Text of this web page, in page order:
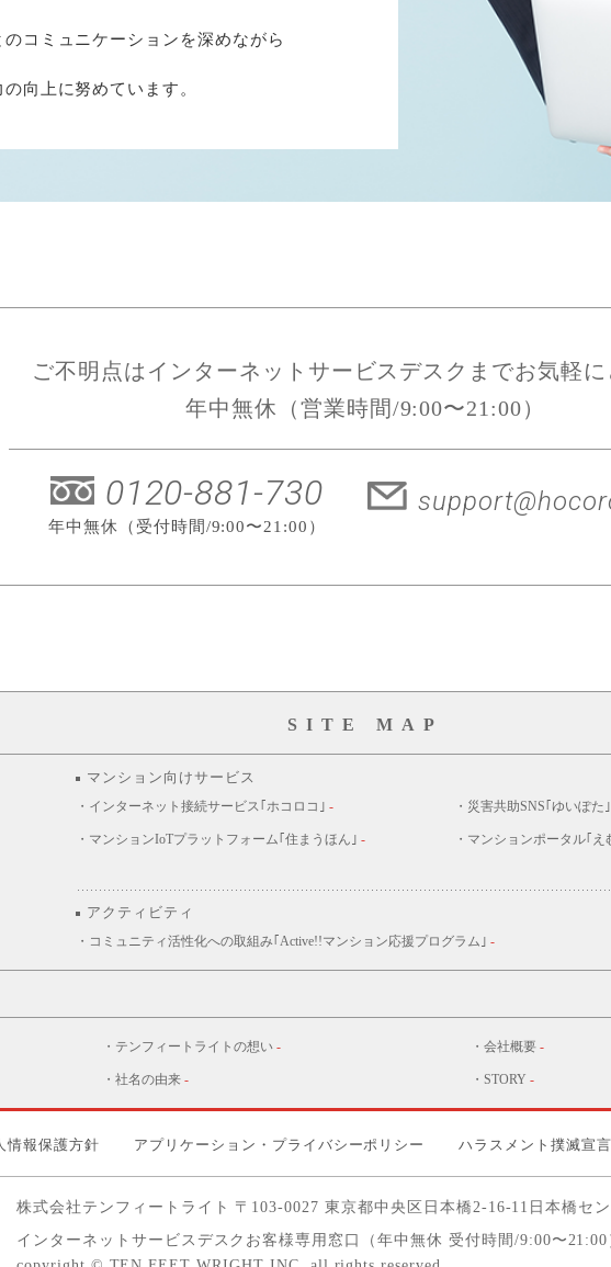
コミュニケーションを深めながら
向上に努めています。
ご不明点はインターネットサービスデスクまでお気軽
年中無休（営業時間/9:00〜21:00）
0120-881-730
年中無休（受付時間/9:00〜21:00）
SITE MAP
マンション向けサービス
・インターネット接続サービス｢ホコロコ｣ - ・災害共助SNS｢ゆいぽた｣
・マンションIoTプラットフォーム｢住まうほん｣ - ・マンションポータル｢え
アクティビティ
・コミュニティ活性化への取組み｢Active!!マンション応援プログラム｣ -
・テンフィートライトの想い - ・会社概要 -
・社名の由来 - ・STORY -
情報保護方針 アプリケーション・プライバシーポリシー ハラスメント撲滅宣言
株式会社テンフィートライト 〒103-0027 東京都中央区日本橋2-16-11 日本橋セ
インターネットサービスデスクお客様専用窓口（年中無休 受付時間/9:00〜21:00